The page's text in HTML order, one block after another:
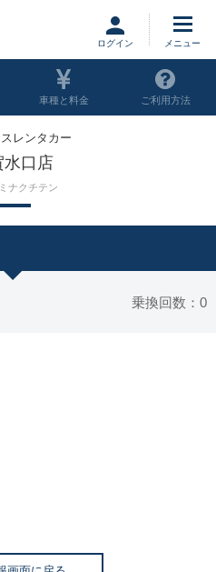
ログイン
車種と料金 ご利用方法
レンタカー
水口店
ナクチテン
乗換回数：0